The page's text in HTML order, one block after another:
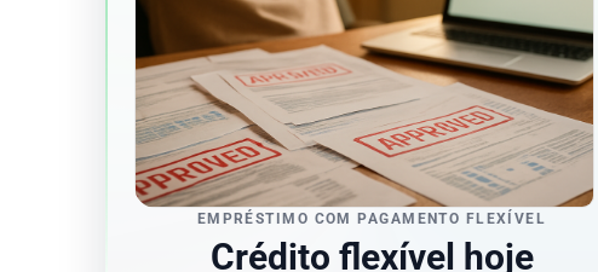
EMPRÉSTIMO COM PAGAMENTO FLEXÍVEL
Crédito flexível hoje